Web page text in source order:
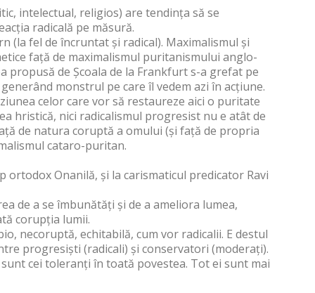
intelectual, religios) are tendința să se
radicală pe măsură.
(la fel de încruntat și radical). Maximalismul și
față de maximalismul puritanismului anglo-
propusă de Școala de la Frankfurt s-a grefat pe
monstrul pe care îl vedem azi în acțiune.
celor care vor să restaureze aici o puritate
hristică, nici radicalismul progresist nu e atât de
de natura coruptă a omului (și față de propria
cataro-puritan.
ortodox Onanilă, și la carismaticul predicator Ravi
de a se îmbunătăți și de a ameliora lumea,
corupția lumii.
necoruptă, echitabilă, cum vor radicalii. E destul
progresiști (radicali) și conservatori (moderați).
cei toleranți în toată povestea. Tot ei sunt mai